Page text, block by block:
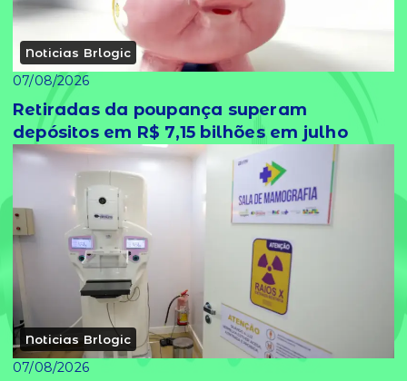
Noticias Brlogic
07/08/2026
Retiradas da poupança superam
depósitos em R$ 7,15 bilhões em julho
Noticias Brlogic
07/08/2026